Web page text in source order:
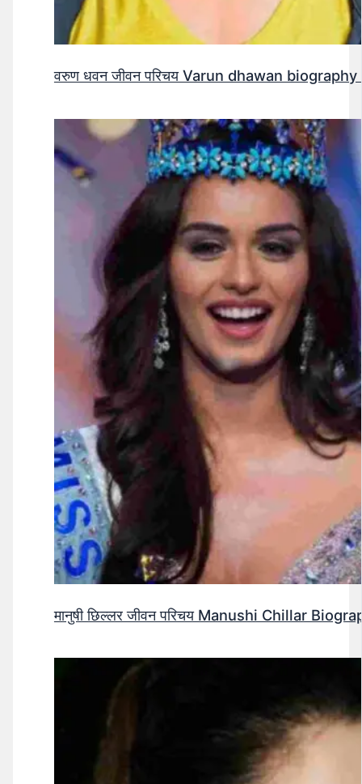
वरुण धवन जीवन परिचय Varun dhawan
मानुषी छिल्लर जीवन परिचय Manushi Chillar